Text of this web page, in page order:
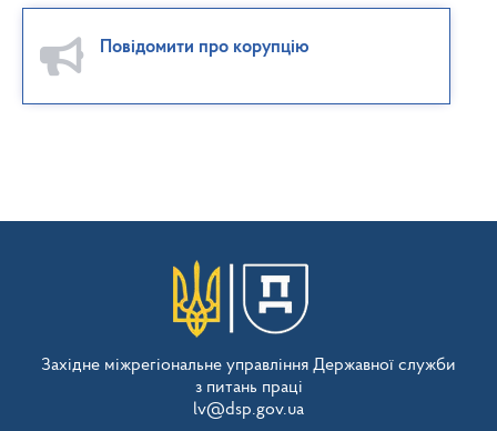
Повідомити про корупцію
Західне міжрегіональне управління Державної служби
з питань праці
lv@dsp.gov.ua